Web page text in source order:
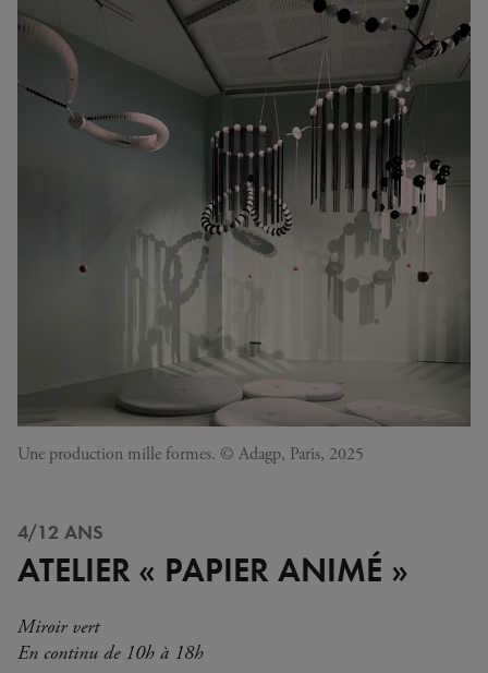
Une production mille formes. © Adagp, Paris, 2025
4/12 ANS
ATELIER « PAPIER ANIMÉ »
Miroir vert
En continu de 10h à 18h